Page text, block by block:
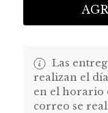
Las
realizan el
en el horario
correo se